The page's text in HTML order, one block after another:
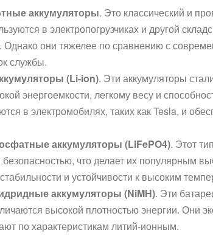
аккумуляторы. Это классический и
в электропогрузчиках и другой
Однако они тяжелее по сравнению с
службы.
(Li-ion). Эти аккумуляторы
энергоемкости, легкому весу и
в электромобилях, таких как Tesla, и
аккумуляторы (LiFePO4). Этот
безопасностью, что делает их популярным
и устойчивости к высоким
аккумуляторы (NiMH). Эти
высокой плотностью энергии. Они
по характеристикам литий-ионным.